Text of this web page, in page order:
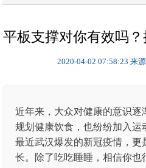
平板支撑对你有效吗
2020-04-02 07:58:23 来
近年来，大众对健康的意识
规划健康饮食，也纷纷加入
最近武汉爆发的新冠疫情，更
长。除了吃吃睡睡，相信你也